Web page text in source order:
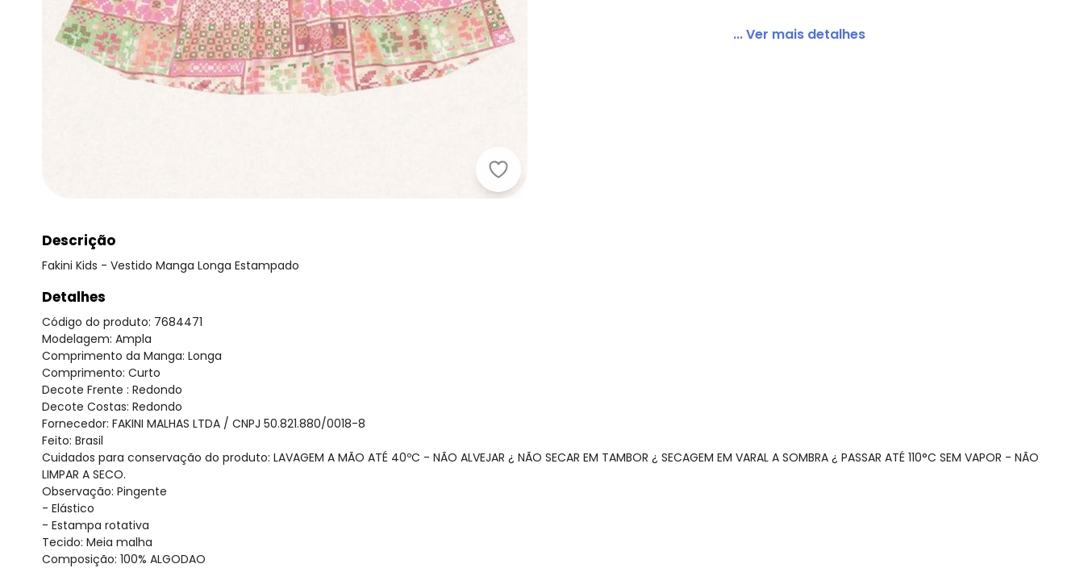
Fakini Kids - Vestido Manga Longa Estampado
... Ver mais detalhes
Descrição
Fakini Kids - Vestido Manga Longa Estampado
Detalhes
Código do produto: 7684471
Modelagem: Ampla
Comprimento da Manga: Longa
Comprimento: Curto
Decote Frente : Redondo
Decote Costas: Redondo
Fornecedor: FAKINI MALHAS LTDA / CNPJ 50.821.880/0018-8
Feito: Brasil
Cuidados para conservação do produto: LAVAGEM A MÃO ATÉ 40ºC - NÃO ALVEJAR ¿ NÃO SECAR EM TAMBOR ¿ SECAGEM EM VARAL A SOMBRA ¿ PASSAR ATÉ 110°C SEM VAPOR - NÃO
LIMPAR A SECO.
Observação: Pingente
- Elástico
- Estampa rotativa
Tecido: Meia malha
Composição: 100% ALGODAO